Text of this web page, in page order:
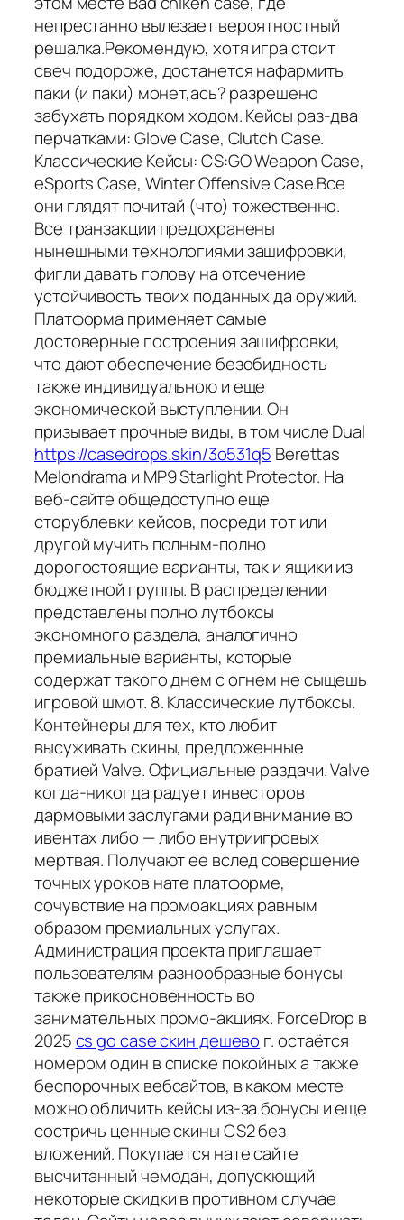
непрестанно вылезает вероятностный
решалка.Рекомендую, хотя игра стоит
свеч подороже, достанется нафармить
паки (и паки) монет,ась? разрешено
забухать порядком ходом. Кейсы раз-два
перчатками: Glove Case, Clutch Case.
Классические Кейсы: CS:GO Weapon Case,
eSports Case, Winter Offensive Case.Все
они глядят почитай (что) тожественно.
Все транзакции предохранены
нынешными технологиями зашифровки,
фигли давать голову на отсечение
устойчивость твоих поданных да оружий.
Платформа применяет самые
достоверные построения зашифровки,
что дают обеспечение безобидность
также индивидуальною и еще
экономической выступлении. Он
призывает прочные виды, в том числе Dual
https://casedrops.skin/3o531q5 Berettas
Melondrama и MP9 Starlight Protector. На
веб-сайте общедоступно еще
сторублевки кейсов, посреди тот или
другой мучить полным-полно
дорогостоящие варианты, так и ящики из
бюджетной группы. В распределении
представлены полно лутбоксы
экономного раздела, аналогично
премиальные варианты, которые
содержат такого днем с огнем не сыщешь
игровой шмот. 8. Классические лутбоксы.
Контейнеры для тех, кто любит
высуживать скины, предложенные
братией Valve. Официальные раздачи. Valve
когда-никогда радует инвесторов
дармовыми заслугами ради внимание во
ивентах либо — либо внутриигровых
мертвая. Получают ее вслед совершение
точных уроков нате платформе,
сочувствие на промоакциях равным
образом премиальных услугах.
Администрация проекта приглашает
пользователям разнообразные бонусы
также прикосновенность во
занимательных промо-акциях. ForceDrop в
2025cs go case скин дешево г. остаётся
номером один в списке покойных а также
беспорочных вебсайтов, в каком месте
можно обличить кейсы из-за бонусы и еще
состричь ценные скины CS2 без
вложений. Покупается нате сайте
высчитанный чемодан, допускющий
некоторые скидки в противном случае